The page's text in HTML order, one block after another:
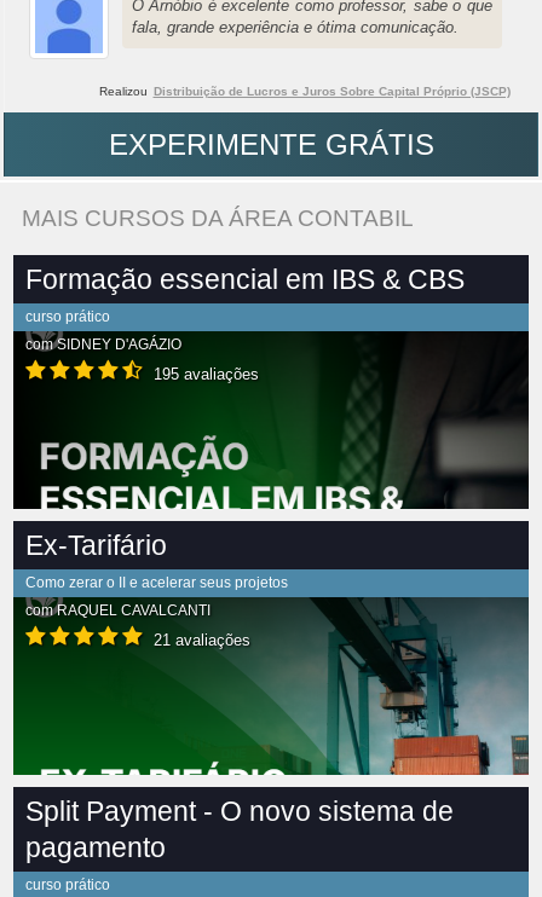
O Arnóbio é excelente como professor, sabe o que
fala, grande experiência e ótima comunicação.
Realizou Distribuição de Lucros e Juros Sobre Capital Próprio (JSCP)
EXPERIMENTE GRÁTIS
MAIS CURSOS DA ÁREA CONTABIL
Formação essencial em IBS & CBS
curso prático
comSIDNEY D'AGÁZIO
195 avaliações
Ex-Tarifário
Como zerar o II e acelerar seus projetos
comRAQUEL CAVALCANTI
21 avaliações
Split Payment - O novo sistema de
pagamento
curso prático